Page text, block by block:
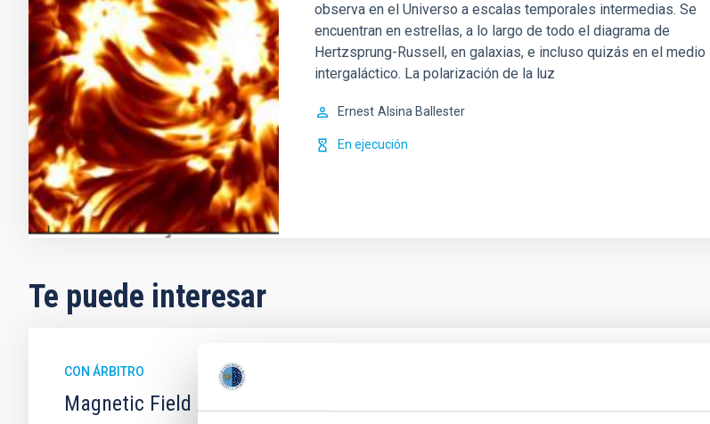
observa en el Universo a escalas temporales intermedias. Se
encuentran en estrellas, a lo largo de todo el diagrama de
Hertzsprung-Russell, en galaxias, e incluso quizás en el medio
intergaláctico. La polarización de la luz
Ernest Alsina Ballester
En ejecución
Te puede interesar
CON ÁRBITRO
Magnetic Field Alignment with Dense Cores in the Transition between